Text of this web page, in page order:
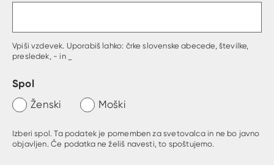
Vpiši vzdevek. Uporabiš lahko: črke slovenske abecede, številke,
presledek, - in _
Spol
Ženski Moški
Izberi spol. Ta podatek je pomemben za svetovalca in ne bo javno
objavljen. Če podatka ne želiš navesti, to spoštujemo.